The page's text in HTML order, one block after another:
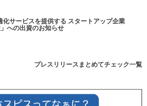
化サービスを提供する スタートアップ企業
への出資のお知らせ
プレスリリースまとめてチェック一覧